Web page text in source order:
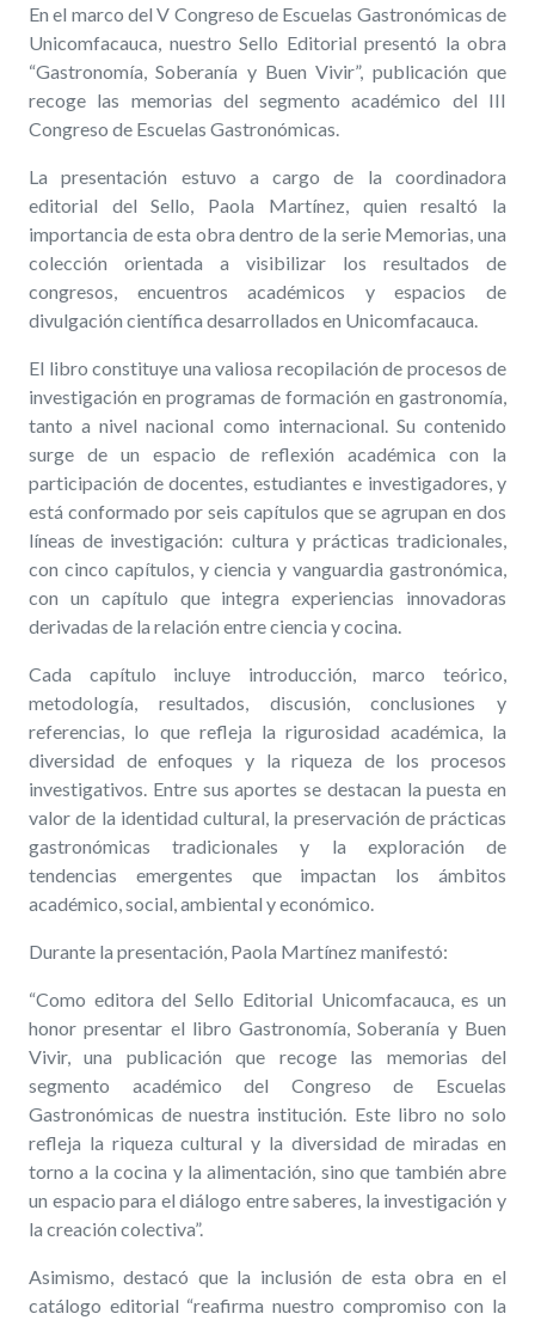
En el marco del V Congreso de Escuelas Gastronómicas de
Unicomfacauca, nuestro Sello Editorial presentó la obra
“Gastronomía, Soberanía y Buen Vivir”, publicación que
recoge las memorias del segmento académico del III
Congreso de Escuelas Gastronómicas.
La presentación estuvo a cargo de la coordinadora
editorial del Sello, Paola Martínez, quien resaltó la
importancia de esta obra dentro de la serie Memorias, una
colección orientada a visibilizar los resultados de
congresos, encuentros académicos y espacios de
divulgación científica desarrollados en Unicomfacauca.
El libro constituye una valiosa recopilación de procesos de
investigación en programas de formación en gastronomía,
tanto a nivel nacional como internacional. Su contenido
surge de un espacio de reflexión académica con la
participación de docentes, estudiantes e investigadores, y
está conformado por seis capítulos que se agrupan en dos
líneas de investigación: cultura y prácticas tradicionales,
con cinco capítulos, y ciencia y vanguardia gastronómica,
con un capítulo que integra experiencias innovadoras
derivadas de la relación entre ciencia y cocina.
Cada capítulo incluye introducción, marco teórico,
metodología, resultados, discusión, conclusiones y
referencias, lo que refleja la rigurosidad académica, la
diversidad de enfoques y la riqueza de los procesos
investigativos. Entre sus aportes se destacan la puesta en
valor de la identidad cultural, la preservación de prácticas
gastronómicas tradicionales y la exploración de
tendencias emergentes que impactan los ámbitos
académico, social, ambiental y económico.
Durante la presentación, Paola Martínez manifestó:
“Como editora del Sello Editorial Unicomfacauca, es un
honor presentar el libro Gastronomía, Soberanía y Buen
Vivir, una publicación que recoge las memorias del
segmento académico del Congreso de Escuelas
Gastronómicas de nuestra institución. Este libro no solo
refleja la riqueza cultural y la diversidad de miradas en
torno a la cocina y la alimentación, sino que también abre
un espacio para el diálogo entre saberes, la investigación y
la creación colectiva”.
Asimismo, destacó que la inclusión de esta obra en el
catálogo editorial “reafirma nuestro compromiso con la